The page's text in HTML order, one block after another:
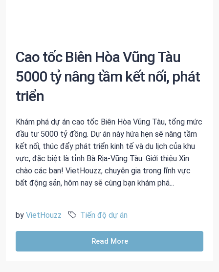
Cao tốc Biên Hòa Vũng Tàu
5000 tỷ nâng tầm kết nối, phát
triển
Khám phá dự án cao tốc Biên Hòa Vũng Tàu, tổng mức
đầu tư 5000 tỷ đồng. Dự án này hứa hẹn sẽ nâng tầm
kết nối, thúc đẩy phát triển kinh tế và du lịch của khu
vực, đặc biệt là tỉnh Bà Rịa-Vũng Tàu. Giới thiệu Xin
chào các bạn! VietHouzz, chuyên gia trong lĩnh vực
bất động sản, hôm nay sẽ cùng bạn khám phá...
by VietHouzz Tiến độ dự án
Read More